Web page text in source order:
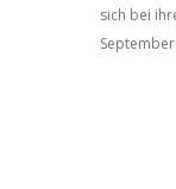
sich bei